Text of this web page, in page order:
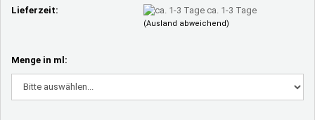
Lieferzeit:
ca. 1-3 Tage
(Ausland abweichend)
Menge in ml: